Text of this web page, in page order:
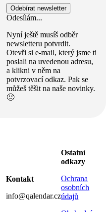
Odesílám...
Nyní ještě musíš odběr
newsletteru potvrdit.
Otevři si e-mail, který jsme ti
poslali na uvedenou adresu,
a klikni v něm na
potvrzovací odkaz. Pak se
můžeš těšit na naše novinky.
🙂
Kontakt
info@qalendar.cz
Ostatní
odkazy
Ochrana
osobních
údajů